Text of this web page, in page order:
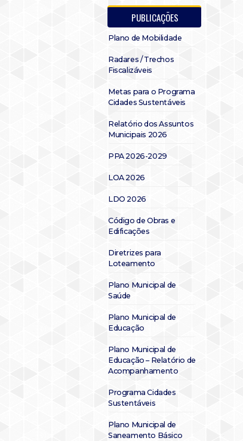
PUBLICAÇÕES
Plano de Mobilidade
Radares / Trechos
Fiscalizáveis
Metas para o Programa
Cidades Sustentáveis
Relatório dos Assuntos
Municipais 2026
PPA 2026-2029
LOA 2026
LDO 2026
Código de Obras e
Edificações
Diretrizes para
Loteamento
Plano Municipal de
Saúde
Plano Municipal de
Educação
Plano Municipal de
Educação – Relatório de
Acompanhamento
Programa Cidades
Sustentáveis
Plano Municipal de
Saneamento Básico